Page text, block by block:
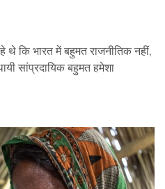
कि भारत में बहुमत राजनीतिक नहीं,
सांप्रदायिक बहुमत हमेशा